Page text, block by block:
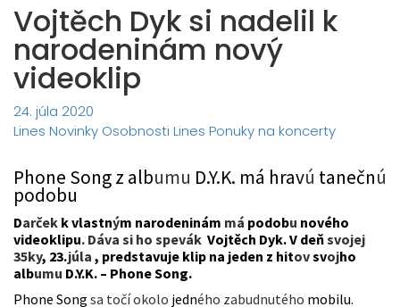
Vojtěch Dyk si nadelil k
narodeninám nový
videoklip
24. júla 2020
Lines Novinky Osobnosti Lines Ponuky na koncerty
Phone Songz albumu D.Y.K. má hravú tanečnú
podobu
Darček k vlastným narodeninám má podobu nového
videoklipu. Dáva si ho spevák Vojtěch Dyk. V deňsvojej
35ky, 23.júla , predstavuje klip na jeden z hitovsvojho
albumu D.Y.K. – Phone Song.
Phone Song sa točí okolo jedného zabudnutého mobilu.